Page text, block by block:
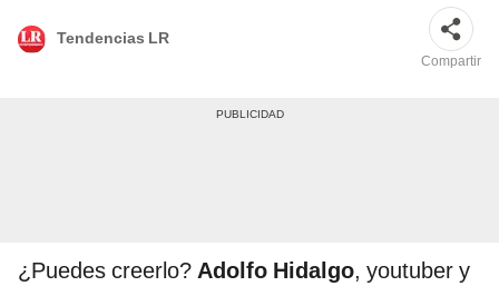
Tendencias LR
Compartir
¿Puedes creerlo? Adolfo Hidalgo, youtuber y